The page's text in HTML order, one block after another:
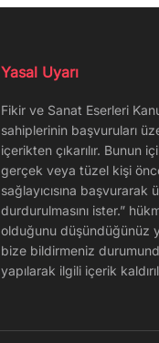
Yasal Uyarı
Fikir ve Sanat Eserleri
sahiplerinin başvuruları
içerikten çıkarılır. Bunun
gerçek veya tüzel kişi
sağlayıcısına başvurarak
durdurulmasını ister.”
olduğunu düşündüğünüz
bize bildirmeniz
yapılarak ilgili içerik